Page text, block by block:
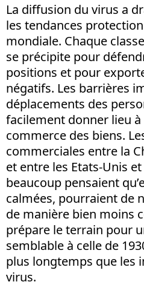
La diffusion du virus a
les tendances
mondiale. Chaque
se précipite pour
positions et pour
négatifs. Les barrières
déplacements des
facilement donner lieu
commerce des biens.
commerciales entre la
et entre les Etats-Unis
beaucoup pensaient
calmées, pourraient de
de manière bien moins
prépare le terrain pour
semblable à celle de
plus longtemps que les
virus.